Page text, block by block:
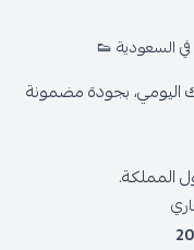
السعودية 👟
اليومي، بجودة مضمونة